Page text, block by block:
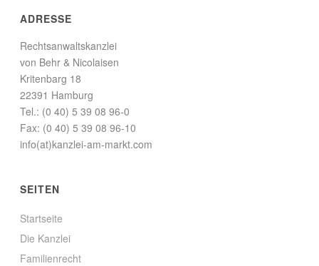
ADRESSE
Rechtsanwaltskanzlei
von Behr & Nicolaisen
Kritenbarg 18
22391 Hamburg
Tel.: (0 40) 5 39 08 96-0
Fax: (0 40) 5 39 08 96-10
info(at)kanzlei-am-markt.com
SEITEN
Startseite
Die Kanzlei
Familienrecht